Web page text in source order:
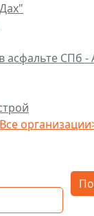
асфальте СПб -
Все